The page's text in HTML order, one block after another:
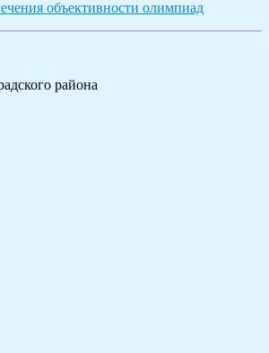
объективности олимпиад
района